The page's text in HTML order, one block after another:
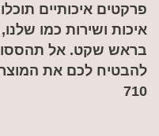
פרקטים איכותיים
איכות ושירות כמו
בראש שקט. אל תהססו
להבטיח לכם את המוצר
710